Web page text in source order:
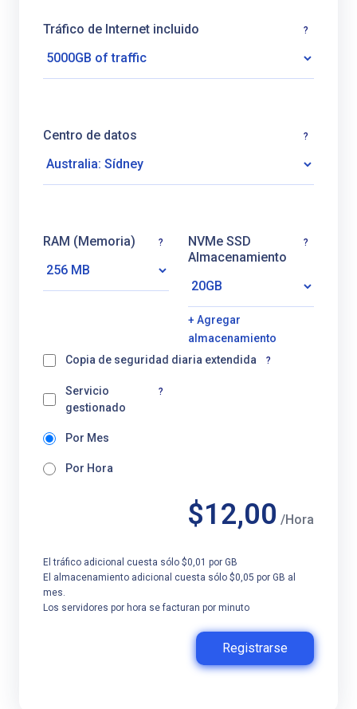
Tráfico de Internet incluido ?
Centro de datos ?
RAM (Memoria) ?
NVMe SSD
Almacenamiento
?
+ Agregar
almacenamiento
Copia de seguridad diaria extendida
?
Servicio
gestionado
?
Por Mes
Por Hora
El tráfico adicional cuesta sólo $0,01 por GB
El almacenamiento adicional cuesta sólo $0,05 por GB al
mes.
Los servidores por hora se facturan por minuto
$12,00 /Hora
Registrarse